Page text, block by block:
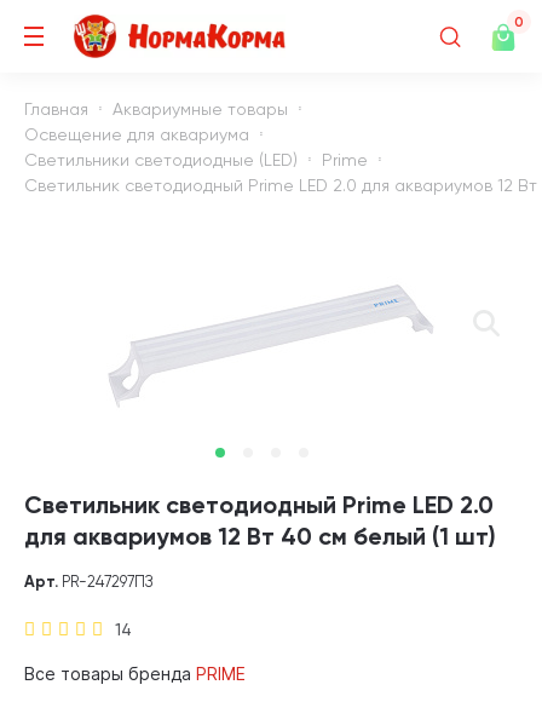
0
Главная
Аквариумные товары
Освещение для аквариума
Светильники светодиодные (LED)
Prime
Светильник светодиодный Prime LED 2.0 для аквариумов 12
Светильник светодиодный Prime LED 2.0
для аквариумов 12 Вт 40 см белый (1 шт)
14
Арт. PR-247297ПЗ
Все товары бренда PRIME